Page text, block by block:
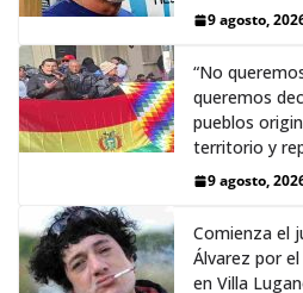
9 agosto,
“No
queremos
pueblos
territorio y
9 agosto,
Comienza el
Álvarez por
en Villa